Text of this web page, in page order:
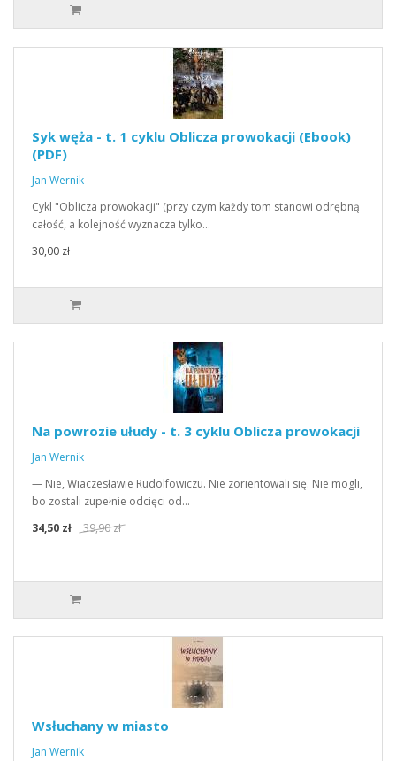
Syk węża - t. 1 cyklu Oblicza prowokacji (Ebook)
(PDF)
Jan Wernik
Cykl "Oblicza prowokacji" (przy czym każdy tom stanowi odrębną
całość, a kolejność wyznacza tylko…
30,00 zł
Na powrozie ułudy - t. 3 cyklu Oblicza prowokacji
Jan Wernik
— Nie, Wiaczesławie Rudolfowiczu. Nie zorientowali się. Nie mogli,
bo zostali zupełnie odcięci od…
34,50 zł
39,90 zł
Wsłuchany w miasto
Jan Wernik